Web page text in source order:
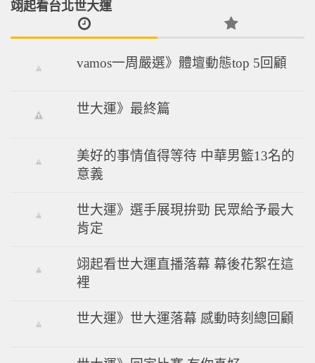
翊起看台北世大運
vamos一周嚴選》體壇動態top 5回顧
世大運》最終篇
美好的事情值得等待 中華男籃13名的
意義
世大運》選手展現拚勁 民眾給予最大
肯定
翊起看世大運直播落幕 幕後花絮在這
裡
世大運》世大運落幕 感動時刻總回顧